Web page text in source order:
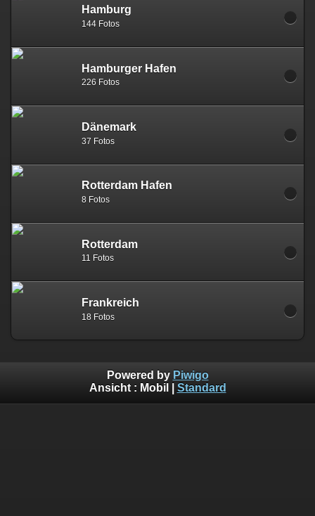
Hamburg
144 Fotos
Hamburger Hafen
226 Fotos
Dänemark
37 Fotos
Rotterdam Hafen
8 Fotos
Rotterdam
11 Fotos
Frankreich
18 Fotos
Powered by Piwigo
Ansicht : Mobil Standard